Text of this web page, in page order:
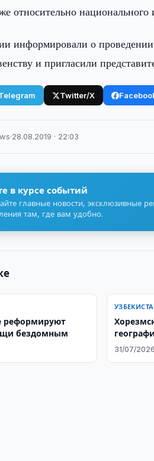
относительно
информировали о
и пригласили
Twitter/X
·28.08.2019 · 22:03
в курсе событий
главные новости, эксклюзивные
там, где вам удобно.
реформируют
бездомным
31/07/2026